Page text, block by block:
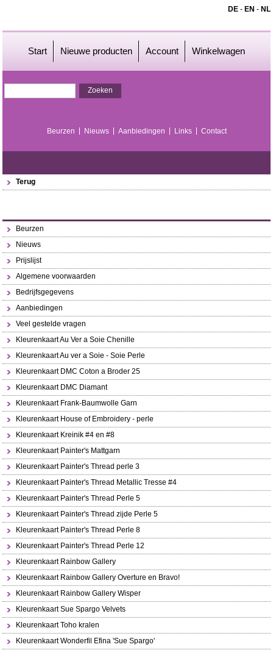
DE- EN - NL
Start Nieuwe producten Account Winkelwagen
Beurzen Nieuws Aanbiedingen Links Contact
Terug
Beurzen
Nieuws
Prijslijst
Algemene voorwaarden
Bedrijfsgegevens
Aanbiedingen
Veel gestelde vragen
Kleurenkaart Au Ver a Soie Chenille
Kleurenkaart Au ver a Soie - Soie Perle
Kleurenkaart DMC Coton a Broder 25
Kleurenkaart DMC Diamant
Kleurenkaart Frank-Baumwolle Garn
Kleurenkaart House of Embroidery - perle
Kleurenkaart Kreinik #4 en #8
Kleurenkaart Painter's Mattgarn
Kleurenkaart Painter's Thread perle 3
Kleurenkaart Painter's Thread Metallic Tresse #4
Kleurenkaart Painter's Thread Perle 5
Kleurenkaart Painter's Thread zijde Perle 5
Kleurenkaart Painter's Thread Perle 8
Kleurenkaart Painter's Thread Perle 12
Kleurenkaart Rainbow Gallery
Kleurenkaart Rainbow Gallery Overture en Bravo!
Kleurenkaart Rainbow Gallery Wisper
Kleurenkaart Sue Spargo Velvets
Kleurenkaart Toho kralen
Kleurenkaart Wonderfil Efina 'Sue Spargo'